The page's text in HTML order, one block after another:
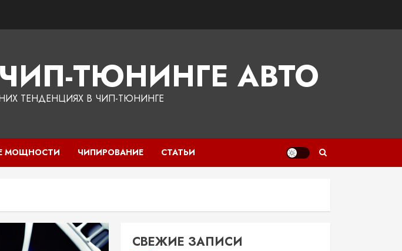
ТЮНИНГЕ АВТО
ТЕНДЕНЦИЯХ В ЧИП-ТЮНИНГЕ
МОЩНОСТИ ЧИПИРОВАНИЕ СТАТЬИ
СВЕЖИЕ ЗАПИСИ